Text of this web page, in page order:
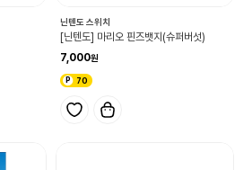
닌텐도 스위치
[닌텐도] 마리오 핀즈뱃지(슈퍼버섯)
7,000
70